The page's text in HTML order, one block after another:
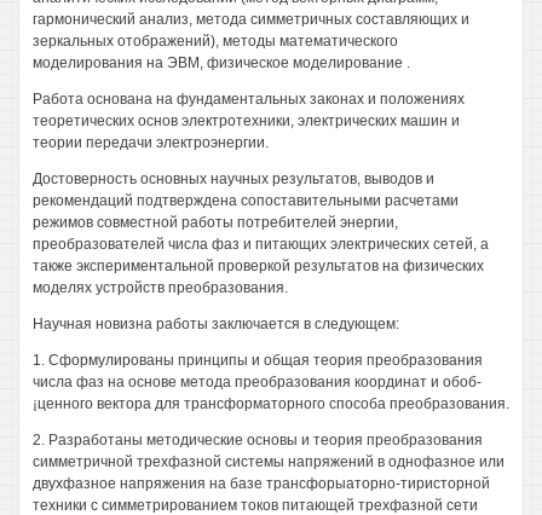
гармонический анализ, метода симметричных составляющих и
зеркальных отображений), методы математического
моделирования на ЭВМ, физическое моделирование .
Работа основана на фундаментальных законах и положениях
теоретических основ электротехники, электрических машин и
теории передачи электроэнергии.
Достоверность основных научных результатов, выводов и
рекомендаций подтверждена сопоставительными расчетами
режимов совместной работы потребителей энергии,
преобразователей числа фаз и питающих электрических сетей, а
также экспериментальной проверкой результатов на физических
моделях устройств преобразования.
Научная новизна работы заключается в следующем:
1. Сформулированы принципы и общая теория преобразования
числа фаз на основе метода преобразования координат и обоб-
¡ценного вектора для трансформаторного способа преобразования.
2. Разработаны методические основы и теория преобразования
симметричной трехфазной системы напряжений в однофазное или
двухфазное напряжения на базе трансфорыаторно-тиристорной
техники с симметрированием токов питающей трехфазной сети